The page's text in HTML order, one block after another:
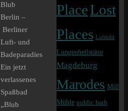
Blub
Berlin –
Berliner
Luft- und
Badeparadies
Ein jetzt
verlassenes
Spaßbad
„Blub
PlaceLost
Places Luftbild
Lungenheilstätte
Magdeburg
Marodes Mill
Mühle public bath